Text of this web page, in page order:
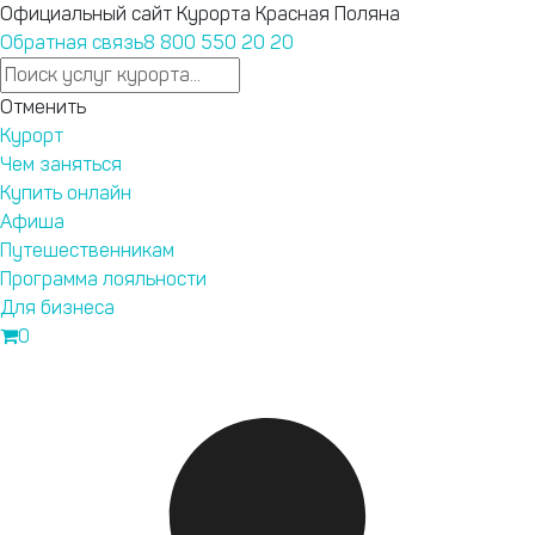
Ответы на любые вопросы в нашем телеграм-канале
Курорт Красная Поляна.
Официальный сайт Курорта Красная Поляна
Обратная связь8 800 550 20 20
Отменить
Курорт
Чем заняться
Купить онлайн
Афиша
Путешественникам
Программа лояльности
Для бизнеса
0
на территорию Сочинского национального
новый сайт
курорта
удобнее.
Текущие
привилегии
программы
лояльности
Перейти на новый сайт